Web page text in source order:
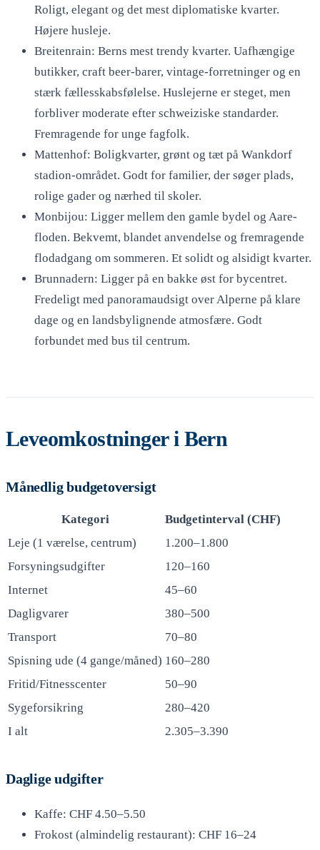
Roligt, elegant og det mest diplomatiske kvarter.
Højere husleje.
Breitenrain: Berns mest trendy kvarter. Uafhængige
butikker, craft beer-barer, vintage-forretninger og en
stærk fællesskabsfølelse. Huslejerne er steget, men
forbliver moderate efter schweiziske standarder.
Fremragende for unge fagfolk.
Mattenhof: Boligkvarter, grønt og tæt på Wankdorf
stadion-området. Godt for familier, der søger plads,
rolige gader og nærhed til skoler.
Monbijou: Ligger mellem den gamle bydel og Aare-
floden. Bekvemt, blandet anvendelse og fremragende
flodadgang om sommeren. Et solidt og alsidigt kvarter.
Brunnadern: Ligger på en bakke øst for bycentret.
Fredeligt med panoramaudsigt over Alperne på klare
dage og en landsbylignende atmosfære. Godt
forbundet med bus til centrum.
Leveomkostninger i Bern
Månedlig budgetoversigt
Kategori
Budgetinterval (CHF)
Leje (1 værelse, centrum)
1.200–1.800
Forsyningsudgifter
120–160
Internet
45–60
Dagligvarer
380–500
Transport
70–80
Spisning ude (4 gange/måned) 160–280
Fritid/Fitnesscenter
50–90
Sygeforsikring
280–420
I alt
2.305–3.390
Daglige udgifter
Kaffe: CHF 4.50–5.50
Frokost (almindelig restaurant): CHF 16–24